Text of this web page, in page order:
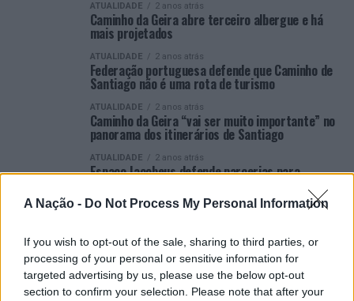
A Nação - Do Not Process My Personal Information
If you wish to opt-out of the sale, sharing to third parties, or
processing of your personal or sensitive information for
targeted advertising by us, please use the below opt-out
section to confirm your selection. Please note that after your
ATUALIDADE 2 anos atrás
Caminho da Geira abre terceiro albergue e há
mais projetados
ATUALIDADE 2 anos atrás
Federação portuguesa defende que Caminho de
Santiago não é uma rota de turismo
ATUALIDADE 2 anos atrás
Caminho da Geira “vai ser muito importante” no
panorama dos itinerários de Santiago
ATUALIDADE 2 anos atrás
Espaço Jacobeus defende parcerias para
ATUALIDADE 2 anos atrás
Albergue de Bertelo
ATUALIDADE 3 anos atrás
Caminho da Geira decisivo para Braga garantir
mil peregrinos de Santiago